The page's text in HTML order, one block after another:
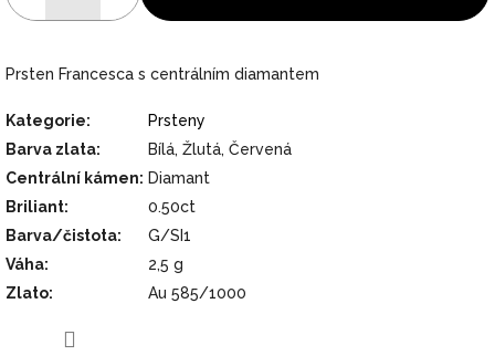
Prsten Francesca s centrálním diamantem
Kategorie:
Prsteny
Barva zlata:
Bílá, Žlutá, Červená
Centrální kámen: Diamant
Briliant:
0.50ct
Barva/čistota:
G/SI1
Váha:
2,5 g
Zlato: Au 585/1000